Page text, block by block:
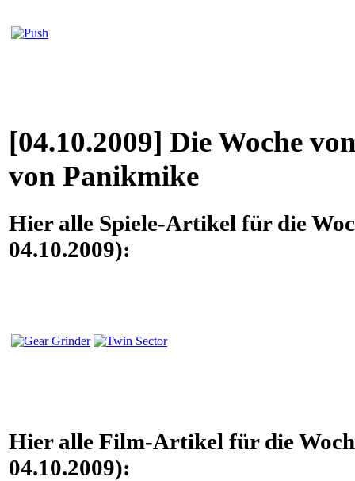
[04.10.2009] Die Woche
von Panikmike
Hier alle Spiele-Artikel für die
04.10.2009):
Hier alle Film-Artikel für die
04.10.2009):